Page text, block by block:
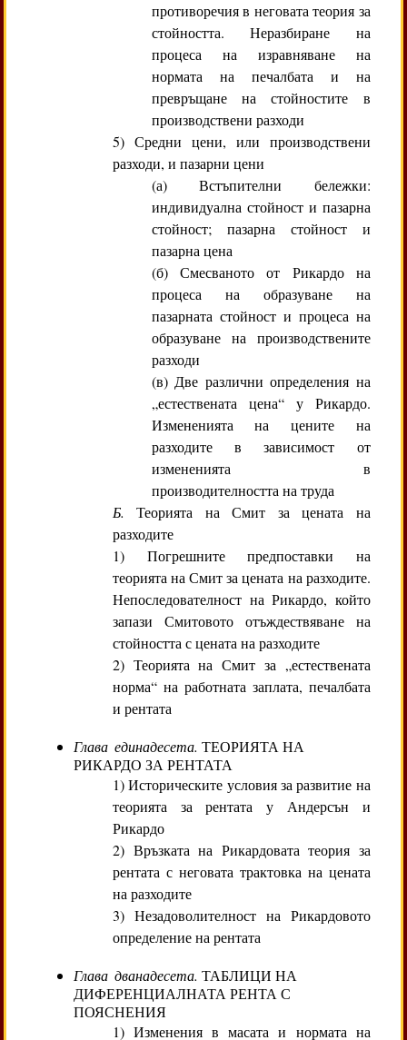
противоречия в неговата теория за
стойността. Неразбиране на
процеса на изравняване на
нормата на печалбата и на
превръщане на стойностите в
производствени разходи
5) Средни цени, или производствени
разходи, и пазарни цени
(а) Встъпителни бележки:
индивидуална стойност и пазарна
стойност; пазарна стойност и
пазарна цена
(б) Смесваното от Рикардо на
процеса на образуване на
пазарната стойност и процеса на
образуване на производствените
разходи
(в) Две различни определения на
„естествената цена“ у Рикардо.
Измененията на цените на
разходите в зависимост от
измененията в
производителността на труда
Б. Теорията на Смит за цената на
разходите
1) Погрешните предпоставки на
теорията на Смит за цената на разходите.
Непоследователност на Рикардо, който
запази Смитовото отъждествяване на
стойността с цената на разходите
2) Теорията на Смит за „естествената
норма“ на работната заплата, печалбата
и рентата
Глава единадесета. ТЕОРИЯТА НА
РИКАРДО ЗА РЕНТАТА
1) Историческите условия за развитие на
теорията за рентата у Андерсън и
Рикардо
2) Връзката на Рикардовата теория за
рентата с неговата трактовка на цената
на разходите
3) Незадоволителност на Рикардовото
определение на рентата
Глава дванадесета. ТАБЛИЦИ НА
ДИФЕРЕНЦИАЛНАТА РЕНТА С
ПОЯСНЕНИЯ
1) Изменения в масата и нормата на